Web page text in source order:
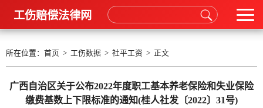
工伤赔偿法律网
所在位置： 首页 > 工伤数据 > 社平工资 > 正文
广西自治区关于公布2022年度职工基本养老保险和失业保险
缴费基数上下限标准的通知(桂人社发〔2022〕31号)